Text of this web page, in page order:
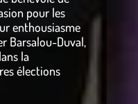
pour les
enthousiasme
Barsalou-Duval,
la
élections